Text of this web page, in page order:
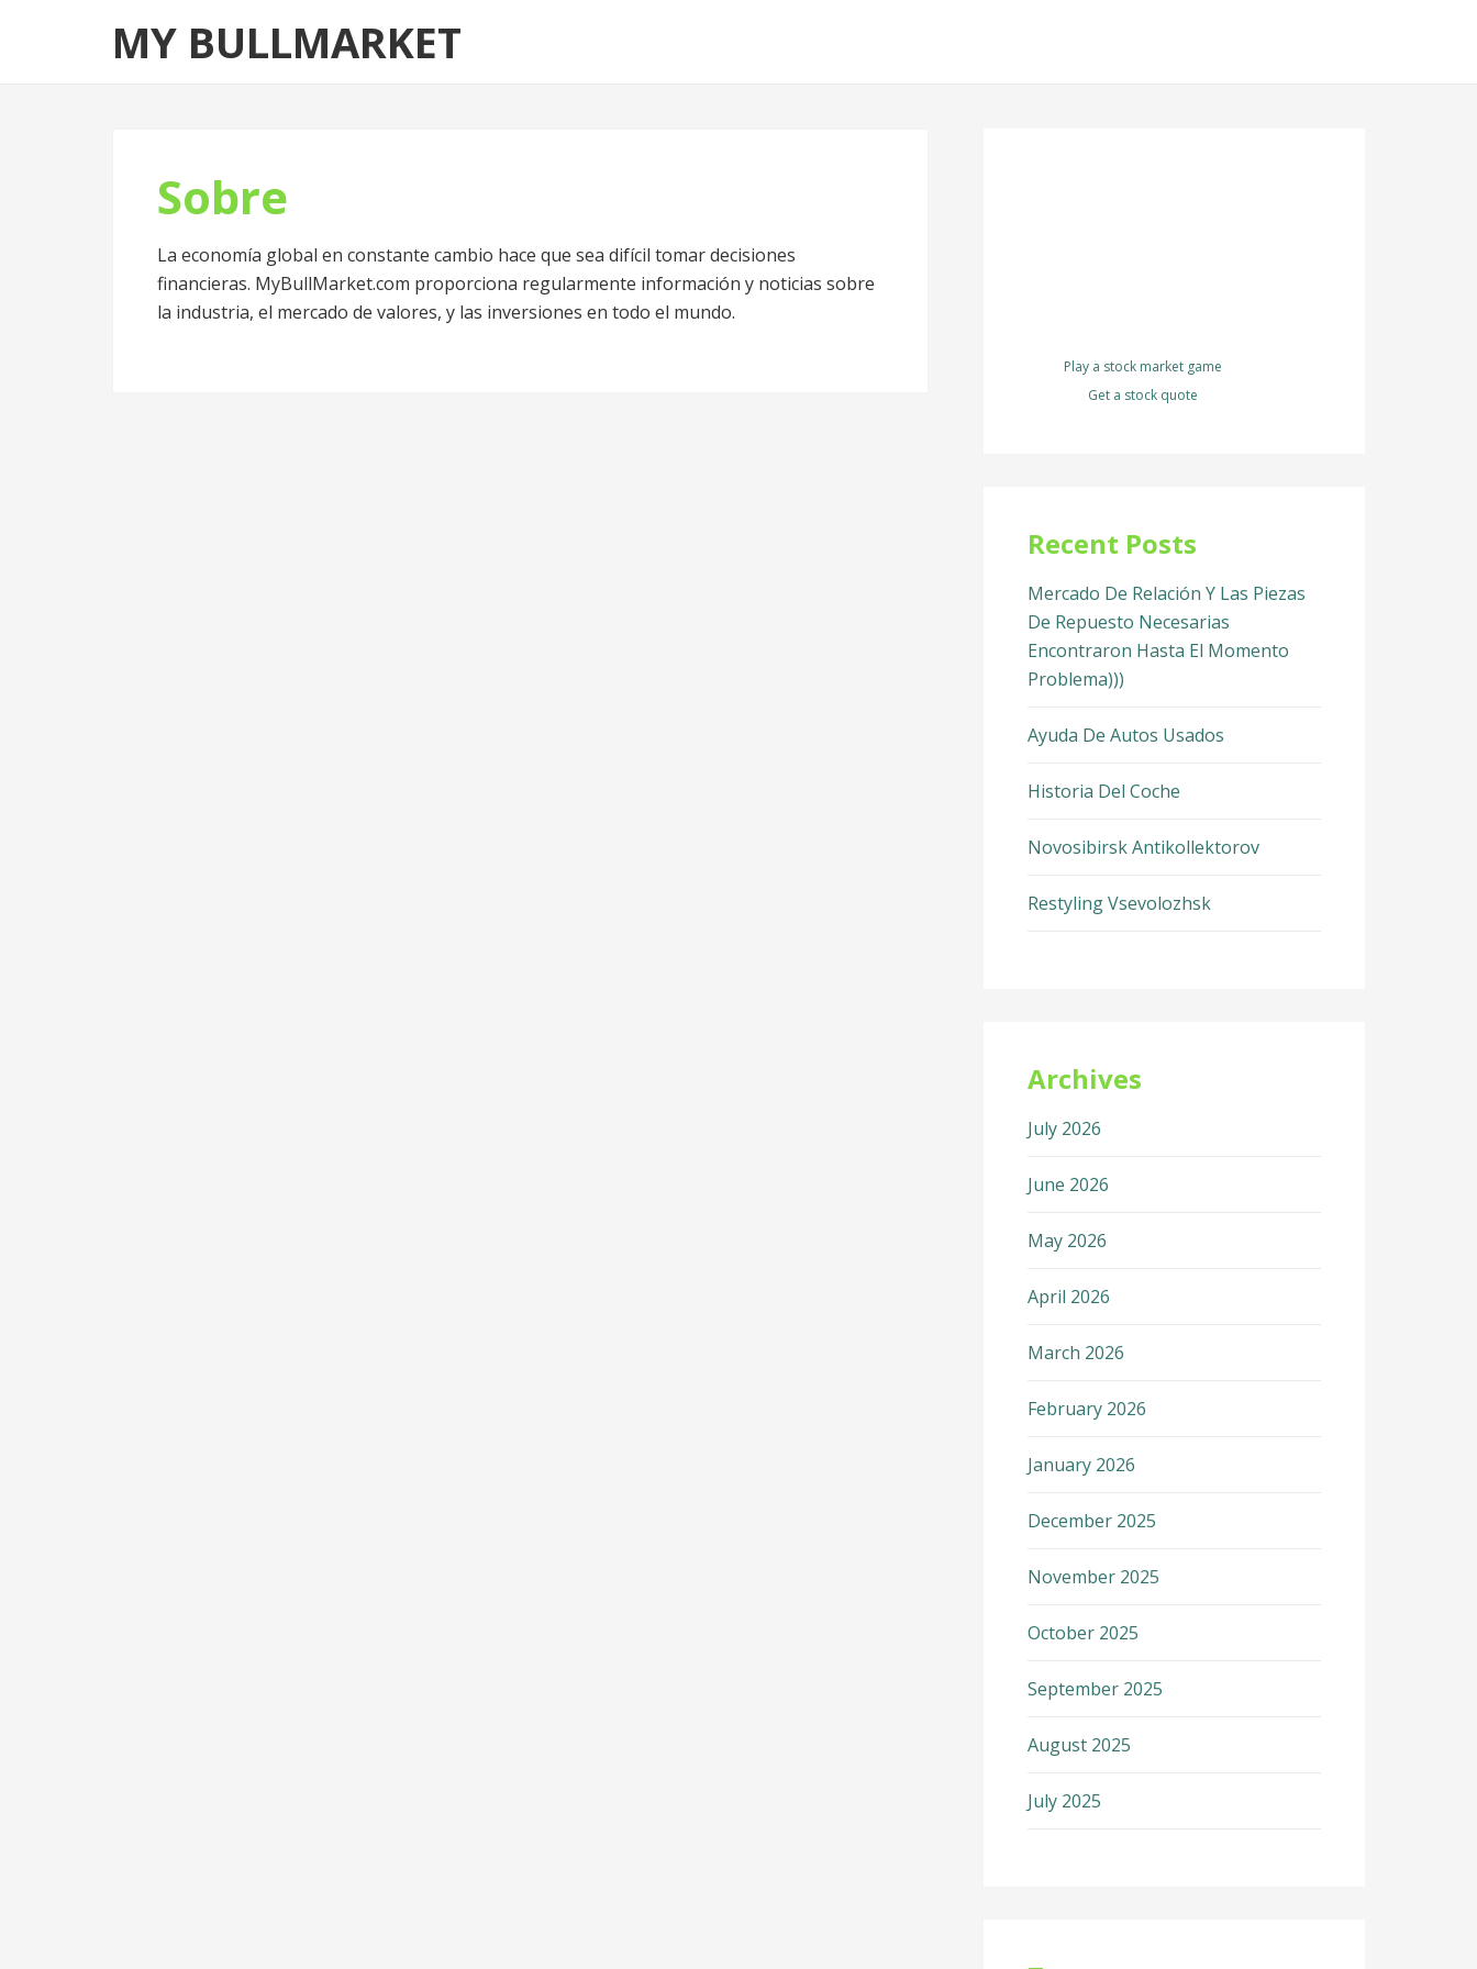
to
to
MY BULLMARKET
Sobre
La economía global en constante cambio hace que sea difícil tomar decisiones
financieras. MyBullMarket.com proporciona regularmente información y noticias sobre
la industria, el mercado de valores, y las inversiones en todo el mundo.
Play a stock market game
Get a stock quote
Recent Posts
Mercado De Relación Y Las Piezas
De Repuesto Necesarias
Encontraron Hasta El Momento
Problema)))
Ayuda De Autos Usados
Historia Del Coche
Novosibirsk Antikollektorov
Restyling Vsevolozhsk
Archives
July 2026
June 2026
May 2026
April 2026
March 2026
February 2026
January 2026
December 2025
November 2025
October 2025
September 2025
August 2025
July 2025